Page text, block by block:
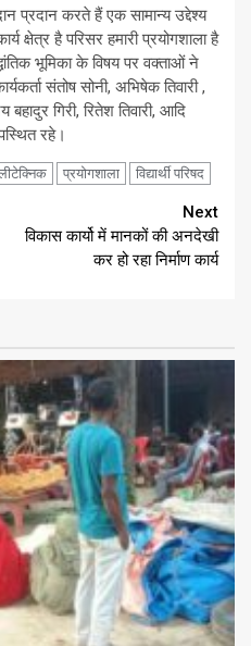
प्रदान करते हैं एक सामान्य उद्देश्य
क्षेत्र है परिसर हमारी प्रयोगशाला है
भूमिका के विषय पर वक्ताओं ने
संतोष सोनी, अभिषेक तिवारी ,
बहादुर गिरी, रितेश तिवारी, आदि
रहे।
प्रयोगशाला विद्यार्थी परिषद
Next
विकास कार्यो में मानकों की अनदेखी
कर हो रहा निर्माण कार्य